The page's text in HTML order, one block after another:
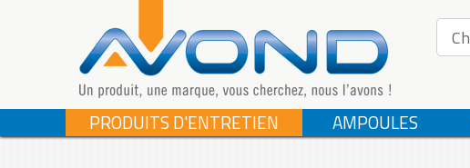
PRODUITS D'ENTRETIEN AMPOULES